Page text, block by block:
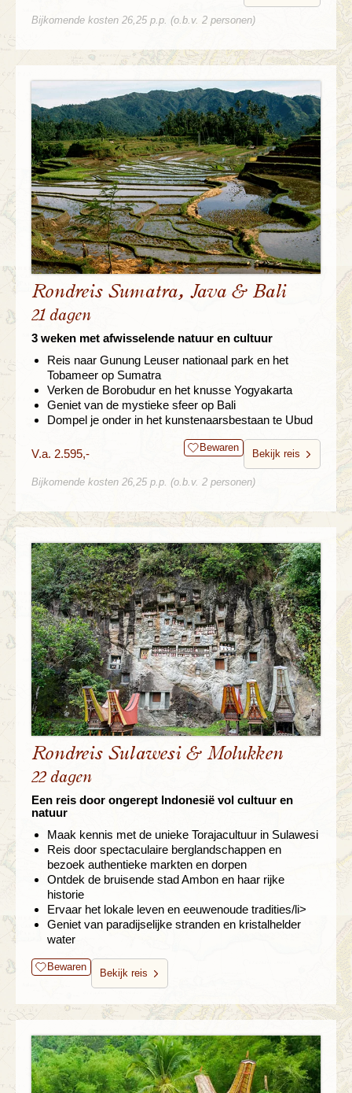
Bijkomende kosten 26,25 p.p. (o.b.v. 2 personen)
Rondreis Sumatra, Java & Bali
21 dagen
3 weken met afwisselende natuur en cultuur
Reis naar Gunung Leuser nationaal park en het
Tobameer op Sumatra
Verken de Borobudur en het knusse Yogyakarta
Geniet van de mystieke sfeer op Bali
Dompel je onder in het kunstenaarsbestaan te Ubud
V.a. 2.595,- Bewaren
Bekijk reis
Bijkomende kosten 26,25 p.p. (o.b.v. 2 personen)
Rondreis Sulawesi & Molukken
22 dagen
Een reis door ongerept Indonesië vol cultuur en
natuur
Maak kennis met de unieke Torajacultuur in Sulawesi
Reis door spectaculaire berglandschappen en
bezoek authentieke markten en dorpen
Ontdek de bruisende stad Ambon en haar rijke
historie
Ervaar het lokale leven en eeuwenoude tradities/li>
Geniet van paradijselijke stranden en kristalhelder
water
Bewaren
Bekijk reis